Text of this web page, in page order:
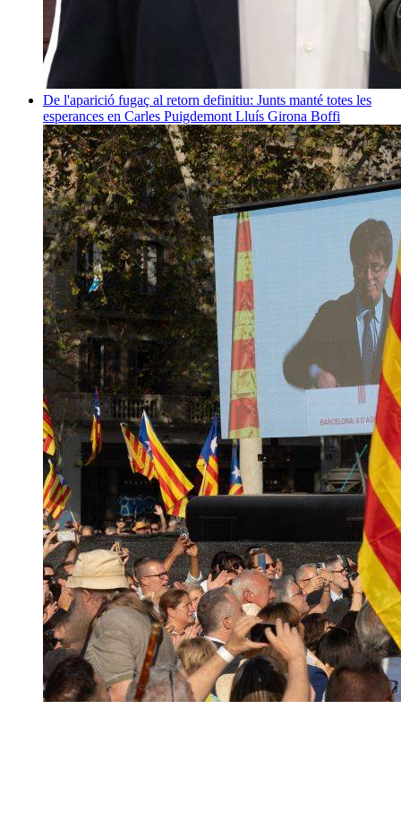
De l'aparició fugaç al retorn definitiu: Junts manté totes les
esperances en Carles Puigdemont Lluís Girona Boffi